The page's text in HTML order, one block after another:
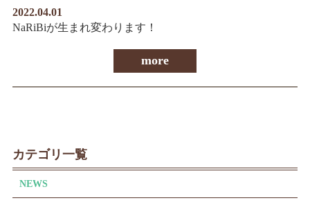
2022.04.01
NaRiBiが生まれ変わります！
more
カテゴリ一覧
NEWS